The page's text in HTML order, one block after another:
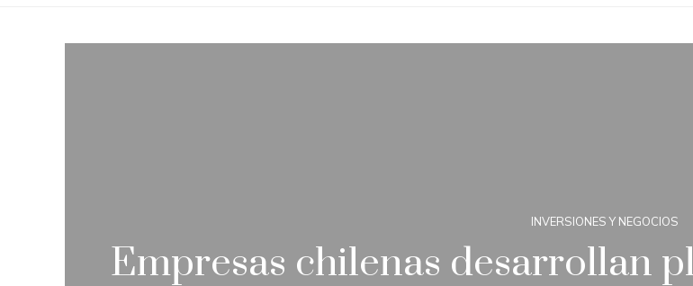
INVERSIONES Y NEGOCIOS
Empresas chilenas desarrollan